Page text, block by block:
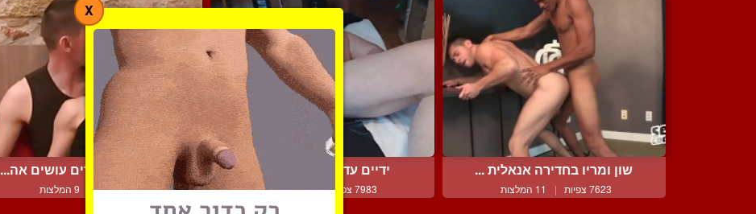
שון ומריו בחדירה אנאלית ...
7623 צפיות | 11 המלצות
ידיים עדינות מאוד יש לו
7983 צפיות | 1 המלצות
המאהבים הצעירים עושים אה...
9171 צפיות | 9 המלצות
X